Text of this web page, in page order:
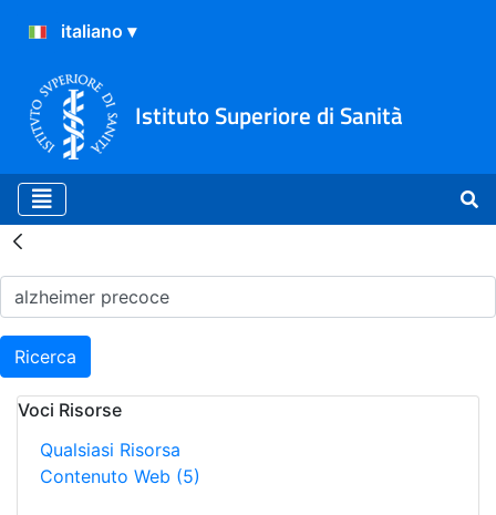
Istituto Superiore di Sanità
Risultati della Ricerca -
Ricerca
Voci Risorse
Qualsiasi Risorsa
Contenuto Web (5)